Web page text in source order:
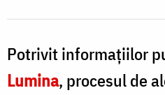
Potrivit informațiilor
Lumina, procesul de